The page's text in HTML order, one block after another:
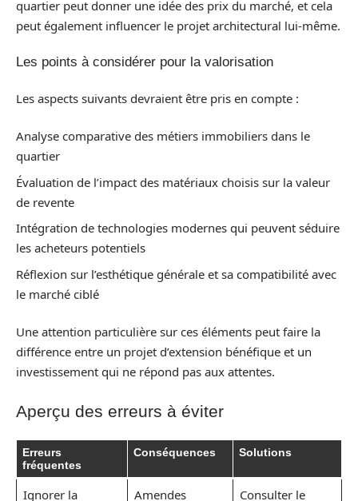
quartier peut donner une idée des prix du marché, et cela
peut également influencer le projet architectural lui-même.
Les points à considérer pour la valorisation
Les aspects suivants devraient être pris en compte :
Analyse comparative des métiers immobiliers dans le
quartier
Évaluation de l’impact des matériaux choisis sur la valeur
de revente
Intégration de technologies modernes qui peuvent séduire
les acheteurs potentiels
Réflexion sur l’esthétique générale et sa compatibilité avec
le marché ciblé
Une attention particulière sur ces éléments peut faire la
différence entre un projet d’extension bénéfique et un
investissement qui ne répond pas aux attentes.
Aperçu des erreurs à éviter
Erreurs
fréquentes
Conséquences Solutions
Ignorer la Amendes Consulter le